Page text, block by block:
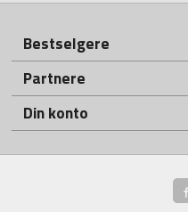
Bestselgere
Partnere
Din konto